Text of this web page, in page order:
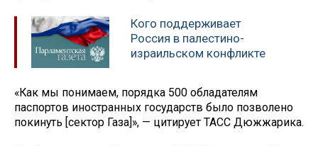
Кого поддерживает
Россия в палестино-
израильском конфликте
«Как мы понимаем, порядка 500 обладателям
паспортов иностранных государств было позволено
покинуть [сектор Газа]», — цитирует ТАСС Дюжжарика.